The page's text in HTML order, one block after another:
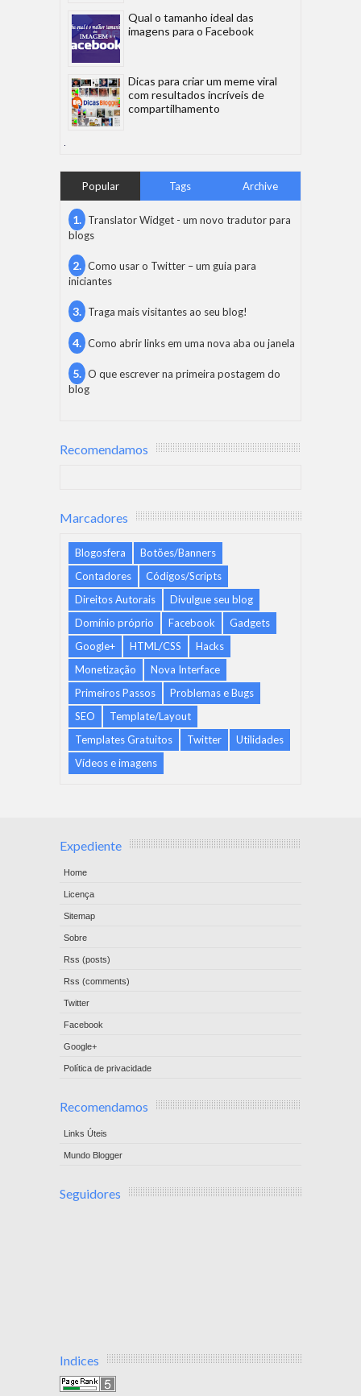
Qual o tamanho ideal das
imagens para o Facebook
Dicas para criar um meme viral
com resultados incríveis de
compartilhamento
Popular Tags Archive
Translator Widget - um novo tradutor para
blogs
Como usar o Twitter – um guia para
iniciantes
Traga mais visitantes ao seu blog!
Como abrir links em uma nova aba ou janela
O que escrever na primeira postagem do
blog
Recomendamos
Marcadores
Blogosfera
Botões/Banners
Contadores
Códigos/Scripts
Direitos Autorais
Divulgue seu blog
Domínio próprio
Facebook
Gadgets
Google+
HTML/CSS
Hacks
Monetização
Nova Interface
Primeiros Passos
Problemas e Bugs
SEO
Template/Layout
Templates Gratuitos
Twitter
Utilidades
Vídeos e imagens
Expediente
Home
Licença
Sitemap
Sobre
Rss (posts)
Rss (comments)
Twitter
Facebook
Google+
Política de privacidade
Recomendamos
Links Úteis
Mundo Blogger
Seguidores
Indices